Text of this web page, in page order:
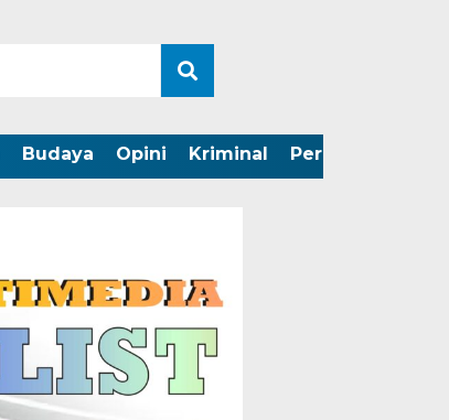
Budaya Opini Kriminal Peristiwa